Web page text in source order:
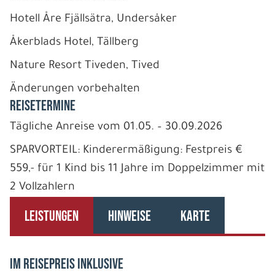
Hotell Åre Fjällsätra, Undersåker
Åkerblads Hotel, Tällberg
Nature Resort Tiveden, Tived
Änderungen vorbehalten
REISETERMINE
Tägliche Anreise vom 01.05. – 30.09.2026
SPARVORTEIL: Kinderermäßigung: Festpreis €
559,- für 1 Kind bis 11 Jahre im Doppelzimmer mit
2 Vollzahlern
LEISTUNGEN HINWEISE KARTE
IM REISEPREIS INKLUSIVE